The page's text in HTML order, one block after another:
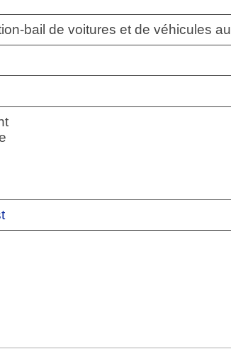
bail de voitures et de véhicules